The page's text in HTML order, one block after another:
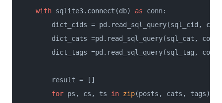
with sqlite3.connect(db) as conn:
dict_cids = pd.read_sql_query(sql_cid,
dict_cats =pd.read_sql_query(sql_cat,
dict_tags =pd.read_sql_query(sql_tag,
result = []
for ps, cs, ts in zip(posts, cats, tags):